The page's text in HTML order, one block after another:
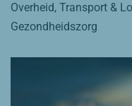
Overheid, Transport &
Gezondheidszorg